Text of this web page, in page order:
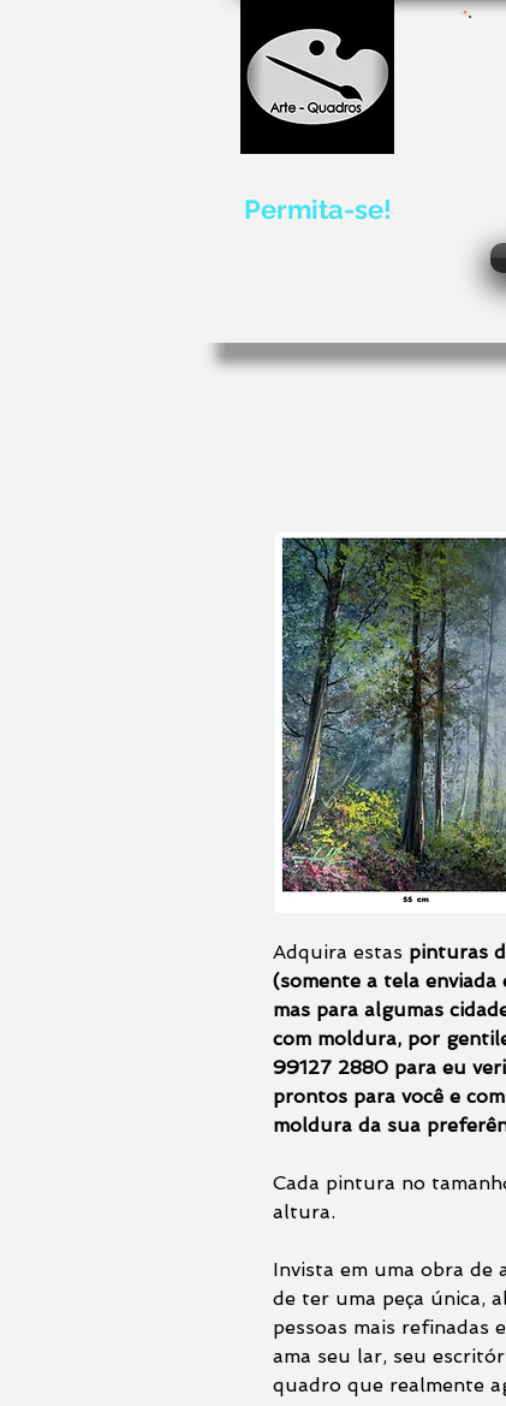
Permita-se!
Adquira estas pinturas
(somente a tela
mas para algumas
com moldura, por
99127 2880 para eu
prontos para você e
moldura da sua
Cada pintura no
altura.
Invista em uma obra de
de ter uma peça única,
pessoas mais refinadas
ama seu lar, seu
quadro que realmente